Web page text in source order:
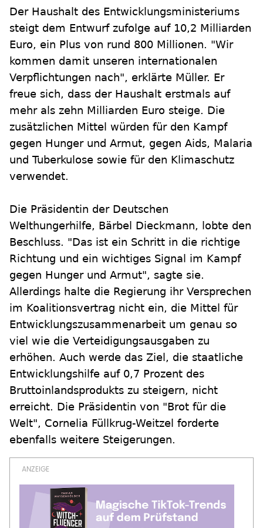
Der Haushalt des Entwicklungsministeriums
steigt dem Entwurf zufolge auf 10,2 Milliarden
Euro, ein Plus von rund 800 Millionen. "Wir
kommen damit unseren internationalen
Verpflichtungen nach", erklärte Müller. Er
freue sich, dass der Haushalt erstmals auf
mehr als zehn Milliarden Euro steige. Die
zusätzlichen Mittel würden für den Kampf
gegen Hunger und Armut, gegen Aids, Malaria
und Tuberkulose sowie für den Klimaschutz
verwendet.
Die Präsidentin der Deutschen
Welthungerhilfe, Bärbel Dieckmann, lobte den
Beschluss. "Das ist ein Schritt in die richtige
Richtung und ein wichtiges Signal im Kampf
gegen Hunger und Armut", sagte sie.
Allerdings halte die Regierung ihr Versprechen
im Koalitionsvertrag nicht ein, die Mittel für
Entwicklungszusammenarbeit um genau so
viel wie die Verteidigungsausgaben zu
erhöhen. Auch werde das Ziel, die staatliche
Entwicklungshilfe auf 0,7 Prozent des
Bruttoinlandsprodukts zu steigern, nicht
erreicht. Die Präsidentin von "Brot für die
Welt", Cornelia Füllkrug-Weitzel forderte
ebenfalls weitere Steigerungen.